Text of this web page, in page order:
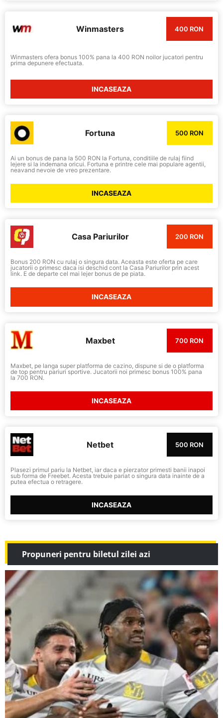
Winmasters 400 RON
Winmasters ofera bonus 100% pana la 400 RON noilor jucatori pentru
prima depunere efectuata.
INCASEAZA
Fortuna 500 RON
Ai un bonus de pana la 500 RON la Fortuna, conditiile de rulaj fiind
lejere si la indemana oricui. Fortuna e printre cele mai populare agentii,
neavand nevoie de vreo prezentare.
INCASEAZA
Casa Pariurilor 200 RON
Bonus 200 RON cu rulaj o singura data. Aceasta este oferta pe care
jucatorii o primesc daca isi deschid cont la Casa Pariurilor prin acest
link. E de departe cel mai lejer bonus de pe piata.
INCASEAZA
Maxbet 700 RON
Maxbet, pe langa super platforma de cazino, dispune si de o platforma
de top pentru pariuri sportive. Jucatorii noi primesc bonus 100% pana
la 700 RON.
INCASEAZA
Netbet 500 RON
Plasezi primul pariu la Netbet, iar daca e pierzator primesti banii inapoi
sub forma de Freebet. Acesta trebuie pariat o singura data inainte de a
putea efectua o retragere.
INCASEAZA
Propuneri pentru biletul zilei azi